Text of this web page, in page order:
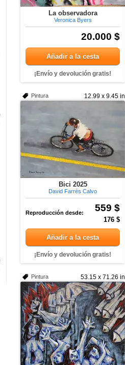
La observadora
Veronica Byers
20.000 $
Añadir a la cesta
¡Envío y devolución gratis!
12.99 x 9.45 in
Pintura
Bici 2025
David Farrés Calvo
559 $
Reproducción desde:
176 $
Añadir a la cesta
¡Envío y devolución gratis!
53.15 x 71.26 in
Pintura